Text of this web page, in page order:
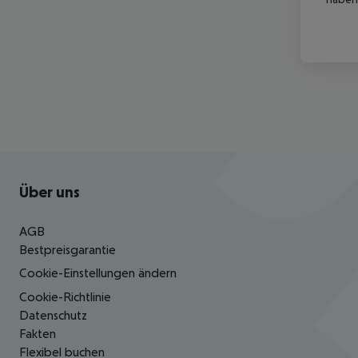
Footer navigation
Über uns
AGB
Bestpreisgarantie
Cookie-Einstellungen ändern
Cookie-Richtlinie
Datenschutz
Fakten
Flexibel buchen